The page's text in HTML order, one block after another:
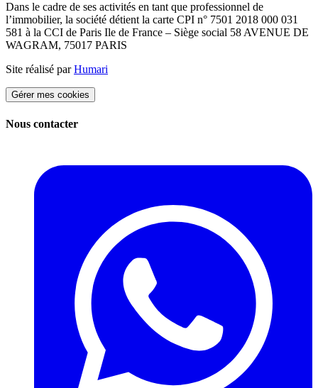
Dans le cadre de ses activités en tant que professionnel de
l’immobilier, la société détient la carte CPI n° 7501 2018 000 031
581 à la CCI de Paris Ile de France – Siège social 58 AVENUE DE
WAGRAM, 75017 PARIS
Site réalisé parHumari
Gérer mes cookies
Nous contacter